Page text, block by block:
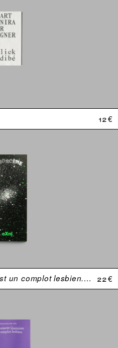
12 €
Le mouvement féministe est un complot lesbien. Une anthologie (USA 1969–1974) 22 €